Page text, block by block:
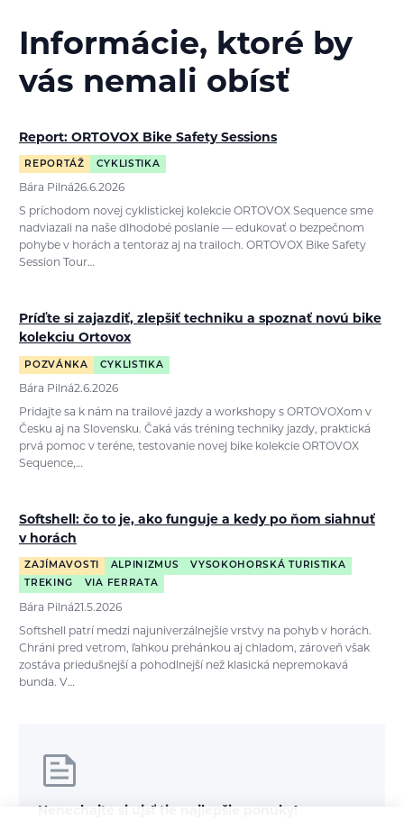
Informácie, ktoré by
vás nemali obísť
Report: ORTOVOX Bike Safety Sessions
REPORTÁŽ CYKLISTIKA
Bára Pilná26.6.2026
S príchodom novej cyklistickej kolekcie ORTOVOX Sequence sme
nadviazali na naše dlhodobé poslanie — edukovať o bezpečnom
pohybe v horách a tentoraz aj na trailoch. ORTOVOX Bike Safety
Session Tour…
Príďte si zajazdiť, zlepšiť techniku a spoznať novú bike
kolekciu Ortovox
POZVÁNKA CYKLISTIKA
Bára Pilná2.6.2026
Pridajte sa k nám na trailové jazdy a workshopy s ORTOVOXom v
Česku aj na Slovensku. Čaká vás tréning techniky jazdy, praktická
prvá pomoc v teréne, testovanie novej bike kolekcie ORTOVOX
Sequence,…
Softshell: čo to je, ako funguje a kedy po ňom siahnuť
v horách
ZAJÍMAVOSTI ALPINIZMUS
VYSOKOHORSKÁ TURISTIKA
TREKING
VIA FERRATA
Bára Pilná21.5.2026
Softshell patrí medzi najuniverzálnejšie vrstvy na pohyb v horách.
Chráni pred vetrom, ľahkou prehánkou aj chladom, zároveň však
zostáva priedušnejší a pohodlnejší než klasická nepremokavá
bunda. V…